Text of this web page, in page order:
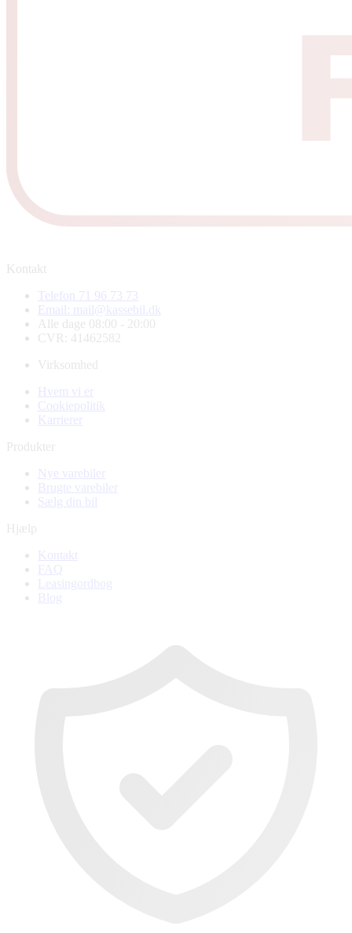
Kontakt
Telefon 71 96 73 73
Email: mail@kassebil.dk
Alle dage 08:00 - 20:00
CVR: 41462582
Virksomhed
Hvem vi er
Cookiepolitik
Karrierer
Produkter
Nye varebiler
Brugte varebiler
Sælg din bil
Hjælp
Kontakt
FAQ
Leasingordbog
Blog